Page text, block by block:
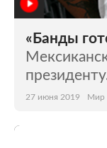
«Банды
27 июня 2019 Мир